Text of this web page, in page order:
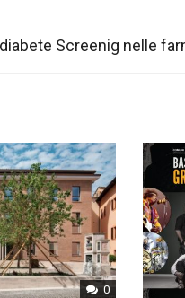
Screenig nelle
0